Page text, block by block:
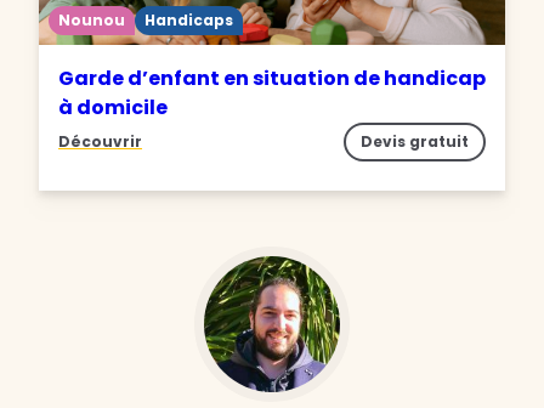
Nounou Handicaps
Garde d’enfant en situation de handicap
à domicile
Découvrir Devis gratuit